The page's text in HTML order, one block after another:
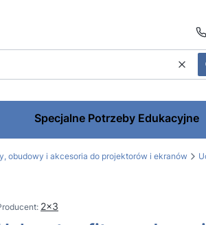
Specjalne Potrzeby Edukacyjne
obudowy i akcesoria do projektorów i ekranów
2x3